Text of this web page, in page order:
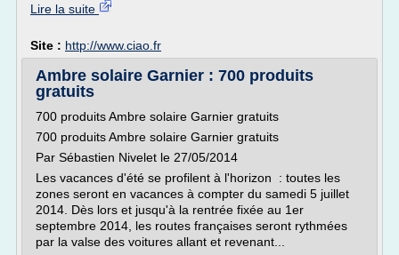
Lire la suite
Site : http://www.ciao.fr
Ambre solaire Garnier : 700 produits
gratuits
700 produits Ambre solaire Garnier gratuits
700 produits Ambre solaire Garnier gratuits
Par Sébastien Nivelet le 27/05/2014
Les vacances d'été se profilent à l'horizon : toutes les
zones seront en vacances à compter du samedi 5 juillet
2014. Dès lors et jusqu'à la rentrée fixée au 1er
septembre 2014, les routes françaises seront rythmées
par la valse des voitures allant et revenant...